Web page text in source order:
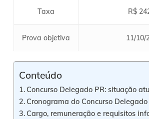
Taxa R$
Prova objetiva 11/10/
Conteúdo
Concurso Delegado PR: situação
Cronograma do Concurso Delegado
Cargo, remuneração e requisitos